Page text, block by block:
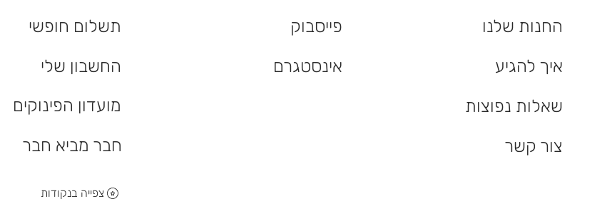
תשלום חופשי
החשבון שלי
מועדון הפינוקים
חבר מביא חבר
צפייה בנקודות
פייסבוק
אינסטגרם
החנות שלנו
איך להגיע
שאלות נפוצות
צור קשר